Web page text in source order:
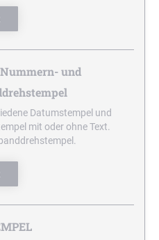
4.0
und
Datumstempel und
mit oder ohne Text.